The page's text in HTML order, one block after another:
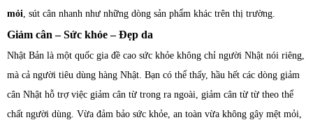
mỏi, sút cân nhanh như những dòng sản phẩm khác trên thị trường.
Giảm cân – Sức khỏe – Đẹp da
Nhật Bản là một quốc gia đề cao sức khỏe không chỉ người Nhật nói riêng,
mà cả người tiêu dùng hàng Nhật. Bạn có thể thấy, hầu hết các dòng giảm
cân Nhật hỗ trợ việc giảm cân từ trong ra ngoài, giảm cân từ từ theo thể
chất người dùng. Vừa đảm bảo sức khỏe, an toàn vừa không gây mệt mỏi,